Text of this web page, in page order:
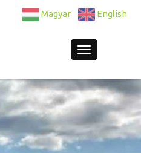
Magyar English
Navigation